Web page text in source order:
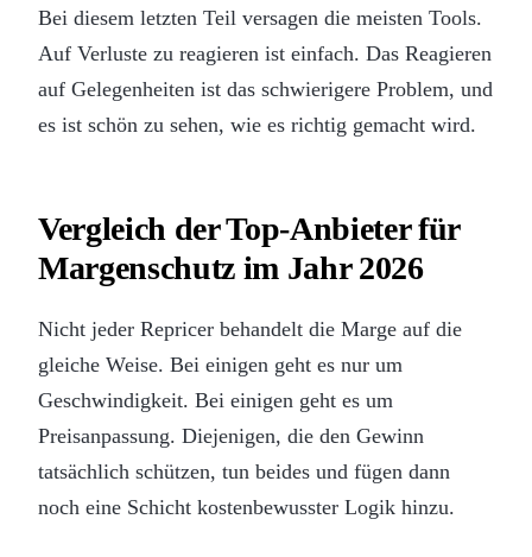
Bei diesem letzten Teil versagen die meisten Tools.
Auf Verluste zu reagieren ist einfach. Das Reagieren
auf Gelegenheiten ist das schwierigere Problem, und
es ist schön zu sehen, wie es richtig gemacht wird.
Vergleich der Top-Anbieter für
Margenschutz im Jahr 2026
Nicht jeder Repricer behandelt die Marge auf die
gleiche Weise. Bei einigen geht es nur um
Geschwindigkeit. Bei einigen geht es um
Preisanpassung. Diejenigen, die den Gewinn
tatsächlich schützen, tun beides und fügen dann
noch eine Schicht kostenbewusster Logik hinzu.